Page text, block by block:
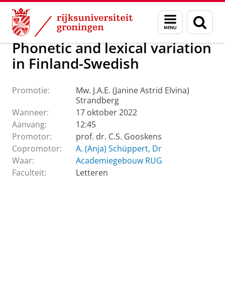
Skip
Content
Skip
Navigation
Menu
en
zoeken
Over ons Actueel Evenementen Promoties
Phonetic and lexical variation
in Finland-Swedish
Promotie:
Mw. J.A.E. (Janine Astrid Elvina)
Strandberg
Wanneer:
17 oktober 2022
Aanvang:
12:45
Promotor:
prof. dr. C.S. Gooskens
Copromotor:
A. (Anja) Schüppert, Dr
Waar:
Academiegebouw RUG
Faculteit:
Letteren